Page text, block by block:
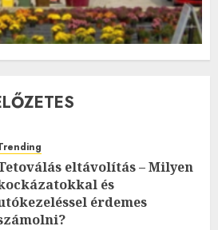
eltávolítás – Milyen
és
érdemes